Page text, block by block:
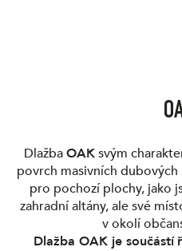
DlažbaOAKsvým
povrch masivních
pro pochozí plochy, jako
zahradní altány, ale své
v okolí
Dlažba OAK je součástí